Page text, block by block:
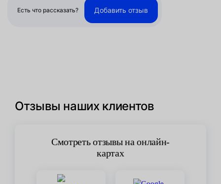
Есть что рассказать? Добавить отзыв
Отзывы наших клиентов
Смотреть отзывы на онлайн-
картах